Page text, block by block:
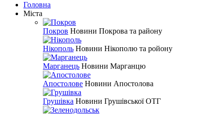
Головна
Міста
Покров Новини Покрова та району
Нікополь Новини Нікополю та ройону
Марганець Новини Марганцю
Апостолове Новини Апостолова
Грушівка Новини Грушівської ОТГ